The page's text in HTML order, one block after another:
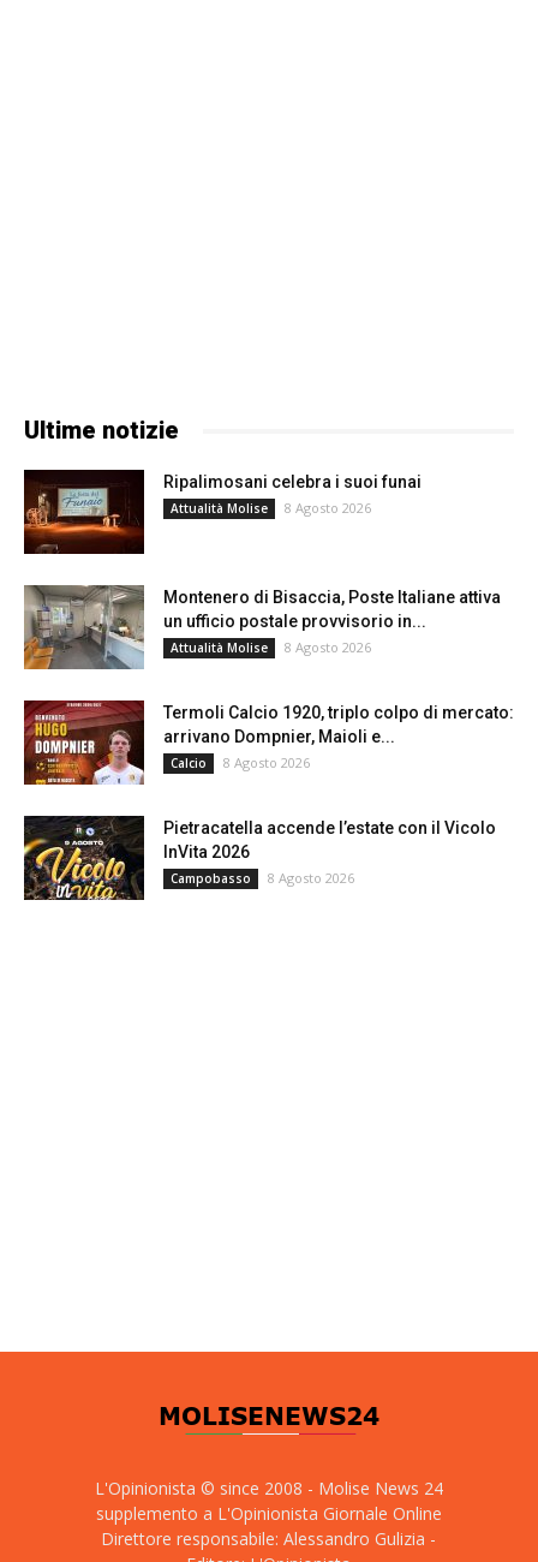
Ultime notizie
Ripalimosani celebra i suoi funai
Attualità Molise 8 Agosto 2026
Montenero di Bisaccia, Poste Italiane attiva
un ufficio postale provvisorio in...
Attualità Molise 8 Agosto 2026
Termoli Calcio 1920, triplo colpo di mercato:
arrivano Dompnier, Maioli e...
Calcio 8 Agosto 2026
Pietracatella accende l’estate con il Vicolo
InVita 2026
Campobasso 8 Agosto 2026
L'Opinionista © since 2008 - Molise News 24
supplemento a L'Opinionista Giornale Online
Direttore responsabile: Alessandro Gulizia -